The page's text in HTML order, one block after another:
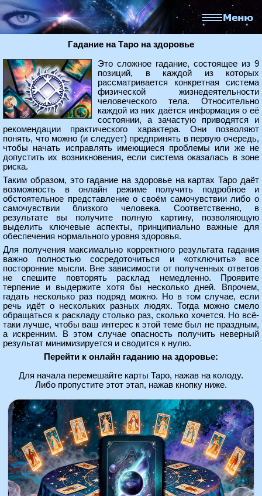
Гадание на Таро на здоровье
Это сложное гадание, состоящее из 9
позиций, в каждой из которых
рассматривается конкретная система
физической жизнедеятельности
человеческого тела. Относительно
каждой из них даётся информация о её
состоянии, а зачастую приводятся и
рекомендации практического характера. Они позволяют
понять, что можно (и следует) предпринять в первую очередь,
чтобы начать исправлять имеющиеся проблемы или же не
допустить их возникновения, если система оказалась в зоне
риска.
Таким образом, это гадание на здоровье на картах Таро даёт
возможность в онлайн режиме получить подробное и
обстоятельное представление о своём самочувствии либо о
самочувствии близкого человека. Соответственно, в
результате вы получите полную картину, позволяющую
выделить ключевые аспекты, принципиально важные для
обеспечения нормального уровня здоровья.
Для получения максимально корректного результата гадания
важно полностью сосредоточиться и «отключить» все
посторонние мысли. Вне зависимости от полученных ответов
не спешите повторять расклад немедленно. Проявите
терпение и выдержите хотя бы несколько дней. Впрочем,
гадать несколько раз подряд можно. Но в том случае, если
речь идёт о нескольких разных людях. Тогда можно смело
обращаться к раскладу столько раз, сколько хочется. Но всё-
таки лучше, чтобы ваш интерес к этой теме был не праздным,
а искренним. В этом случае опасность получить неверный
результат минимизируется и сводится к нулю.
Перейти к онлайн гаданию на здоровье:
Для начала перемешайте карты Таро, нажав на колоду.
Либо пропустите этот этап, нажав кнопку ниже.